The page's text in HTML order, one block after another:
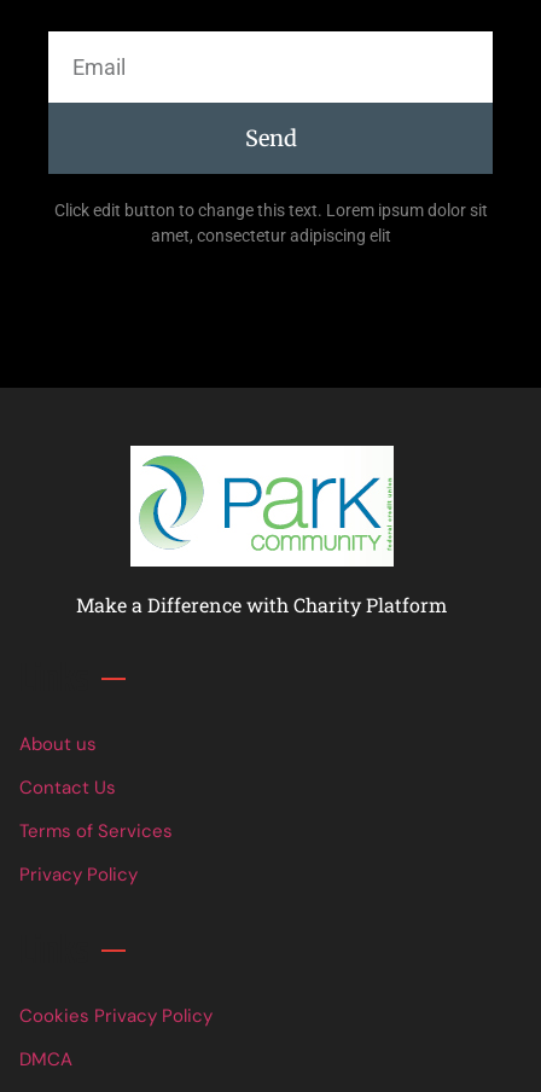
Send
Click edit button to change this text. Lorem ipsum dolor sit
amet, consectetur adipiscing elit
Make a Difference with Charity Platform
About us
Contact Us
Terms of Services
Privacy Policy
Cookies Privacy Policy
DMCA